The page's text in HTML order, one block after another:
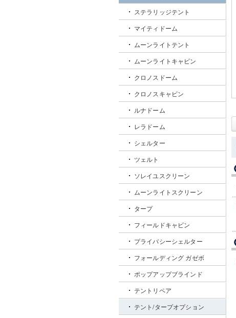
ステラリッジテント
マイティドーム
ムーンライトテント
ムーンライトキャビン
クロノスドーム
クロノスキャビン
ルナドーム
レラドーム
シェルター
ツェルト
ソレイユスクリーン
ムーンライトスクリーン
タープ
フィールドキャビン
プライバシーシェルター
フォールディング ガゼボ
ポップアップブラインド
テントリペア
テント/タープオプション